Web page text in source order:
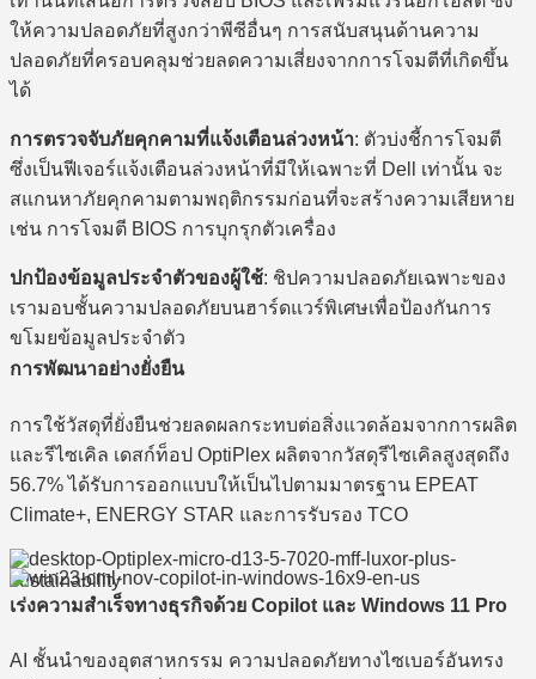
ให้ความปลอดภัยที่สูงกว่าพีซีอื่นๆ การสนับสนุนด้านความ
ปลอดภัยที่ครอบคลุมช่วยลดความเสี่ยงจากการโจมตีที่เกิดขึ้น
ได้​
การตรวจจับภัยคุกคามที่แจ้งเตือนล่วงหน้า: ตัวบ่งชี้การโจมตี
ซึ่งเป็นฟีเจอร์แจ้งเตือนล่วงหน้าที่มีให้เฉพาะที่ Dell เท่านั้น จะ
สแกนหาภัยคุกคามตามพฤติกรรมก่อนที่จะสร้างความเสียหาย
เช่น การโจมตี BIOS การบุกรุกตัวเครื่อง​
ปกป้องข้อมูลประจำตัวของผู้ใช้: ชิปความปลอดภัยเฉพาะของ
เรามอบชั้นความปลอดภัยบนฮาร์ดแวร์พิเศษเพื่อป้องกันการ
ขโมยข้อมูลประจำตัว
การพัฒนาอย่างยั่งยืน
การใช้วัสดุที่ยั่งยืนช่วยลดผลกระทบต่อสิ่งแวดล้อมจากการผลิต
และรีไซเคิล เดสก์ท็อป OptiPlex ผลิตจากวัสดุรีไซเคิลสูงสุดถึง
56.7% ได้รับการออกแบบให้เป็นไปตามมาตรฐาน EPEAT
Climate+, ENERGY STAR และการรับรอง TCO
เร่งความสำเร็จทางธุรกิจด้วย Copilot และ Windows 11 Pro
AI ชั้นนำของอุตสาหกรรม ความปลอดภัยทางไซเบอร์อันทรง